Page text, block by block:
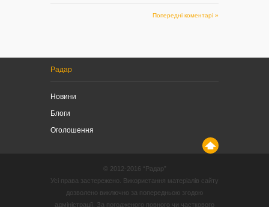
Попередні коментарі »
Радар
Новини
Блоги
Оголошення
© 2012-2016 “Радар”
Усі права застережено. Використання матеріалів сайту
дозволено виключно за попередньою згодою
адміністрації. За погодженого повного чи часткового